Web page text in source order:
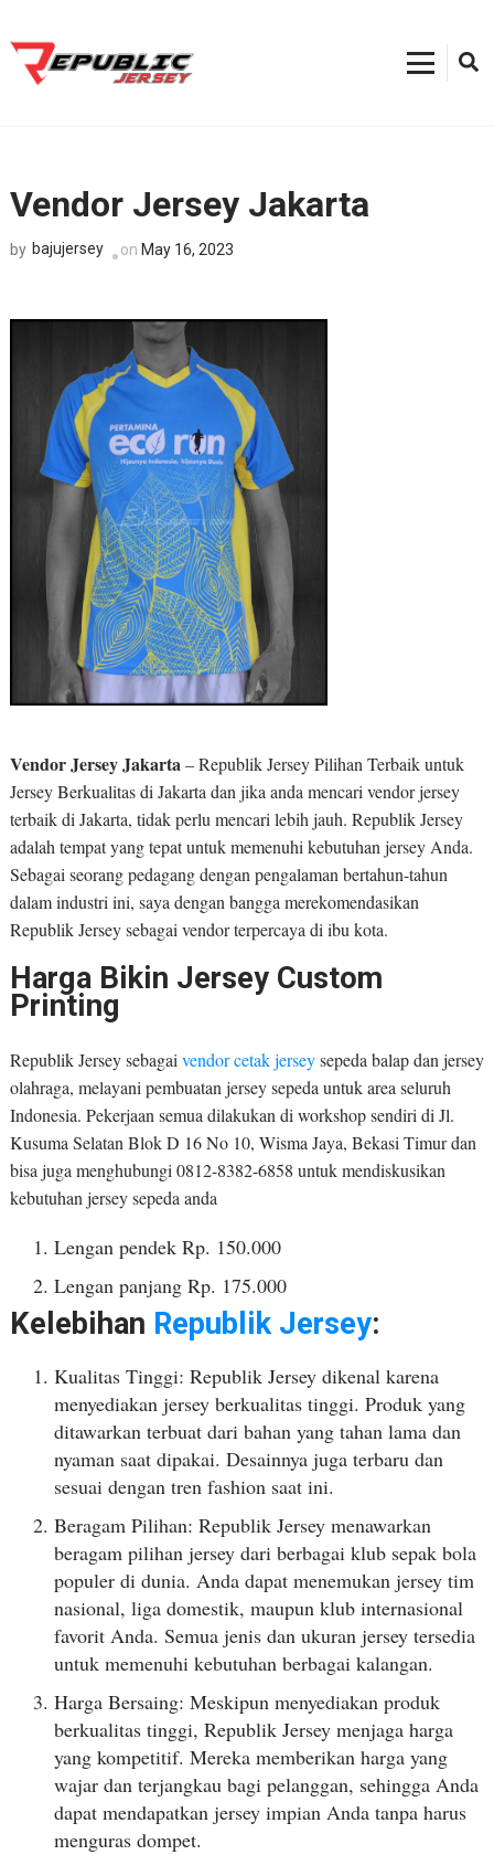
to
content
Kostum Sepeda
0812-8382-6858, Toko Kostum Terdekat, Tempat Buat Jersey Bekasi
Vendor Jersey Jakarta
by bajujersey on May 16, 2023
Vendor Jersey Jakarta– Republik Jersey Pilihan Terbaik untuk
Jersey Berkualitas di Jakarta dan jika anda mencari vendor jersey
terbaik di Jakarta, tidak perlu mencari lebih jauh. Republik Jersey
adalah tempat yang tepat untuk memenuhi kebutuhan jersey Anda.
Sebagai seorang pedagang dengan pengalaman bertahun-tahun
dalam industri ini, saya dengan bangga merekomendasikan
Republik Jersey sebagai vendor terpercaya di ibu kota.
Harga Bikin Jersey Custom
Printing
Republik Jersey sebagai vendor cetak jerseysepeda balap dan jersey
olahraga, melayani pembuatan jersey sepeda untuk area seluruh
Indonesia. Pekerjaan semua dilakukan di workshop sendiri di Jl.
Kusuma Selatan Blok D 16 No 10, Wisma Jaya, Bekasi Timur dan
bisa juga menghubungi 0812-8382-6858 untuk mendiskusikan
kebutuhan jersey sepeda anda
Lengan pendek Rp. 150.000
Lengan panjang Rp. 175.000
Kelebihan Republik Jersey:
Kualitas Tinggi: Republik Jersey dikenal karena
menyediakan jersey berkualitas tinggi. Produk yang
ditawarkan terbuat dari bahan yang tahan lama dan
nyaman saat dipakai. Desainnya juga terbaru dan
sesuai dengan tren fashion saat ini.
Beragam Pilihan: Republik Jersey menawarkan
beragam pilihan jersey dari berbagai klub sepak bola
populer di dunia. Anda dapat menemukan jersey tim
nasional, liga domestik, maupun klub internasional
favorit Anda. Semua jenis dan ukuran jersey tersedia
untuk memenuhi kebutuhan berbagai kalangan.
Harga Bersaing: Meskipun menyediakan produk
berkualitas tinggi, Republik Jersey menjaga harga
yang kompetitif. Mereka memberikan harga yang
wajar dan terjangkau bagi pelanggan, sehingga Anda
dapat mendapatkan jersey impian Anda tanpa harus
menguras dompet.